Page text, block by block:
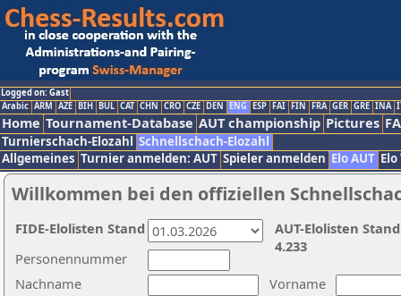
Logged on: Gast
Arabic ARM AZE BIH BUL CAT CHN CRO CZE DEN ENG ESP FAI FIN FRA GER GRE INA
Home Tournament-Database AUT championship Pictures
Turnierschach-Elozahl Schnellschach-Elozahl
Allgemeines Turnier anmelden: AUT Spieler anmelden Elo AUT
Willkommen bei den offiziellen
Nachname
Vorname
Personennummer
AUT-Elolisten
4.233
FIDE-Elolisten Stand